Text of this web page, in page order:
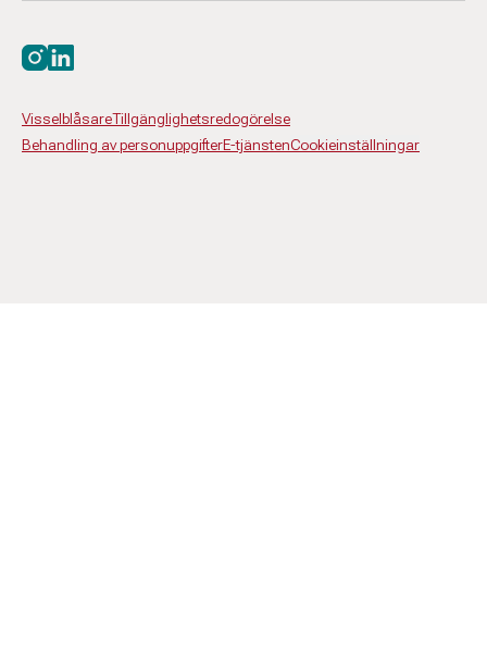
VisselblåsareTillgänglighetsredogörelse
Behandling av personuppgifterE-tjänstenCookieinställningar
Besök oss på instagram
Besök oss på linkedin